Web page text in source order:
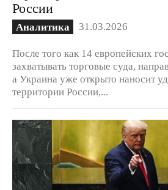
России
Аналитика 31.03.2026
После того как 14 европейских
захватывать торговые суда,
а Украина уже открыто наносит
территории России,...